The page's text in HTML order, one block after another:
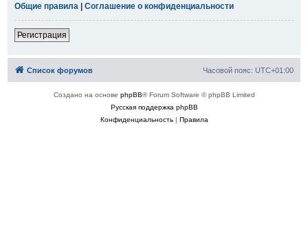
Общие правила | Соглашение о конфиденциальности
Регистрация
Список форумов Часовой пояс: UTC+01:00
Создано на основе phpBB® Forum Software © phpBB Limited
Русская поддержка phpBB
Конфиденциальность| Правила